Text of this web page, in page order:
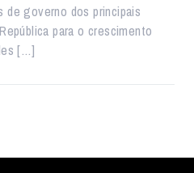
de governo dos principais
para o crescimento
[…]